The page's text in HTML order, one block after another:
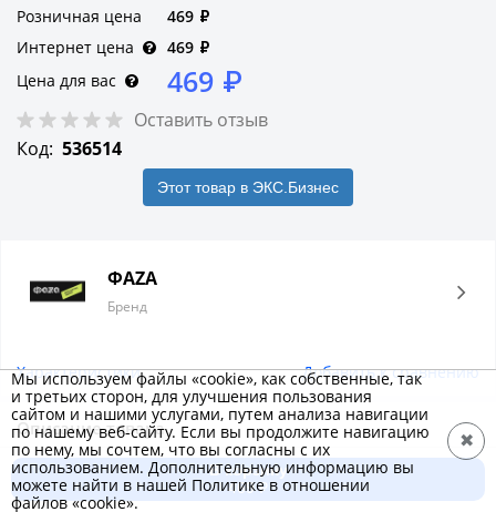
Розничная цена 469 ₽
Интернет цена
469 ₽
Цена для вас
469 ₽
Оставить отзыв
Код: 536514
Этот товар в ЭКС.Бизнес
ФAZA
Бренд
Характеристики Добавить к сравнению
Описание товара
Велосипедный светодиодный задний фонарь
предназначен для обозначения велосипеда на дороге в
В корзину
469 ₽
Мы используем файлы «cookie», как собственные, так
и третьих сторон, для улучшения пользования
сайтом и нашими услугами, путем анализа навигации
по нашему веб-сайту. Если вы продолжите навигацию
по нему, мы сочтем, что вы согласны с их
использованием. Дополнительную информацию вы
можете найти в нашей Политике в отношении
файлов «cookie».
✖